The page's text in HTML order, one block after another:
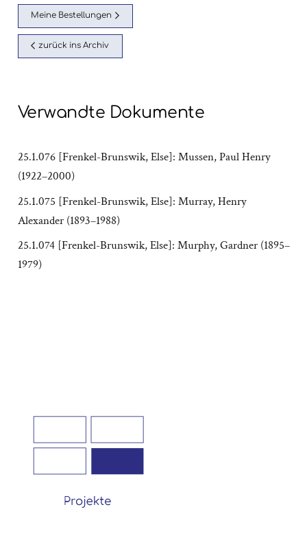
Meine Bestellungen
zurück ins Archiv
Verwandte Dokumente
25.1.076 [Frenkel-Brunswik, Else]: Mussen, Paul Henry
(1922–2000)
25.1.075 [Frenkel-Brunswik, Else]: Murray, Henry
Alexander (1893–1988)
25.1.074 [Frenkel-Brunswik, Else]: Murphy, Gardner (1895–
1979)